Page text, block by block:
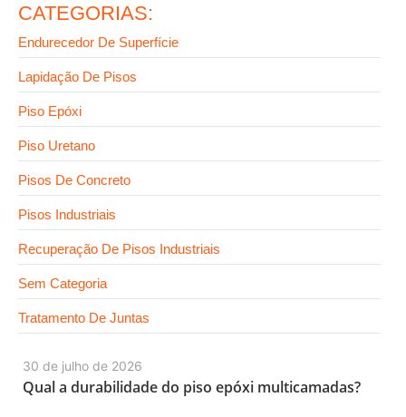
30 de julho de 2026
Qual a durabilidade do piso epóxi multicamadas?
CATEGORIAS:
Endurecedor De Superfície
Lapidação De Pisos
Piso Epóxi
Piso Uretano
Pisos De Concreto
Pisos Industriais
Recuperação De Pisos Industriais
Sem Categoria
Tratamento De Juntas